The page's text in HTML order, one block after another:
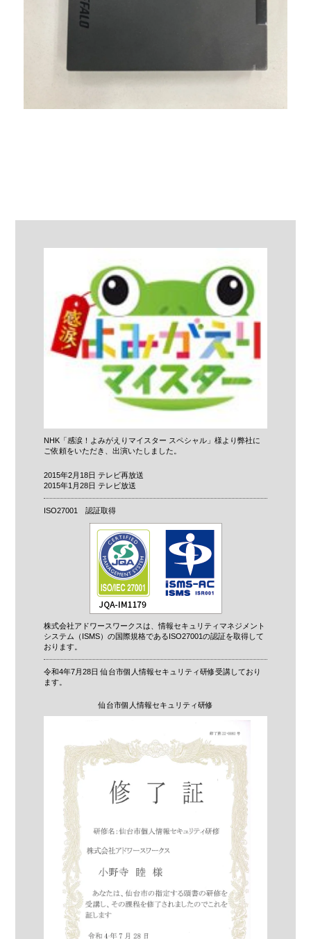
NHK「感涙！よみがえりマイスター スペシャル」様より弊社に
ご依頼をいただき、出演いたしました。
2015年2月18日 テレビ再放送
2015年1月28日 テレビ放送
ISO27001 認証取得
株式会社アドワースワークスは、情報セキュリティマネジメント
システム（ISMS）の国際規格であるISO27001の認証を取得して
おります。
令和4年7月28日 仙台市個人情報セキュリティ研修受講しており
ます。
仙台市個人情報セキュリティ研修